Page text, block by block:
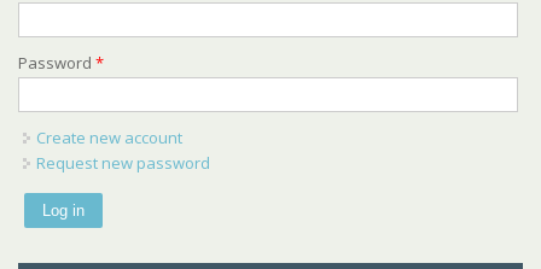
Password *
Create new account
Request new password